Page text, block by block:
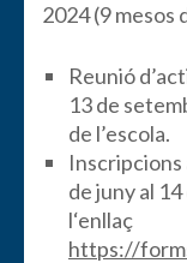
2024 (9 mesos
Reunió
13 de
de l’escola.
de juny al
l‘enllaç
https://